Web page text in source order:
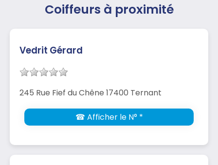
Coiffeurs à proximité
Vedrit Gérard
245 Rue Fief du Chêne 17400 Ternant
☎ Afficher le N° *